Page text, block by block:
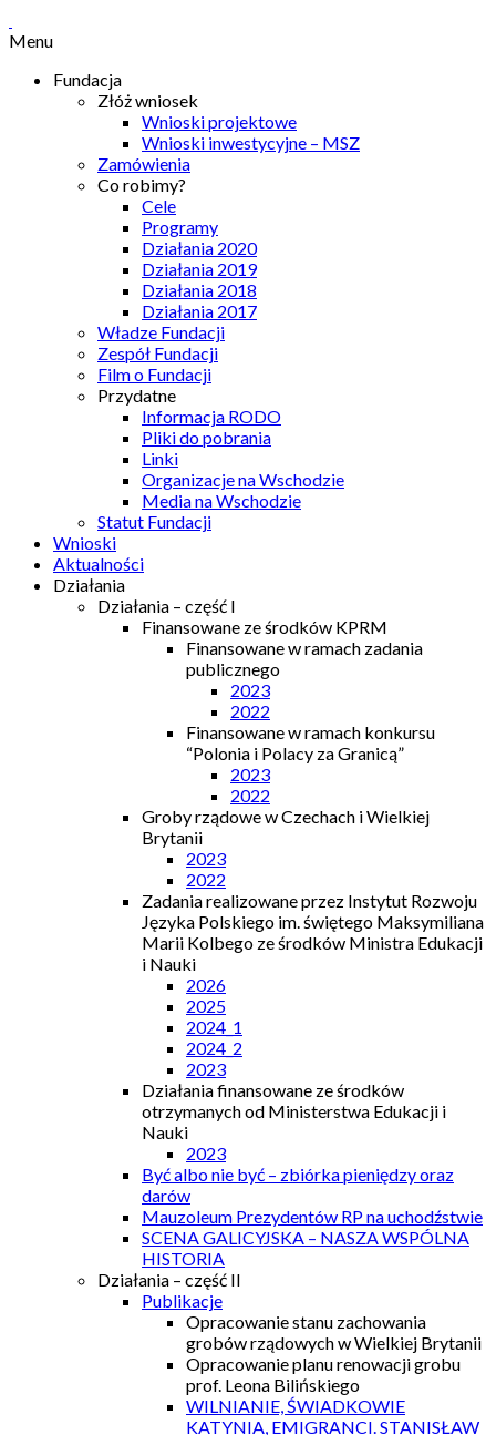
Menu
Fundacja
Złóż wniosek
Wnioski projektowe
Wnioski inwestycyjne – MSZ
Zamówienia
Co robimy?
Cele
Programy
Działania 2020
Działania 2019
Działania 2018
Działania 2017
Władze Fundacji
Zespół Fundacji
Film o Fundacji
Przydatne
Informacja RODO
Pliki do pobrania
Linki
Organizacje na Wschodzie
Media na Wschodzie
Statut Fundacji
Wnioski
Aktualności
Działania
Działania – część I
Finansowane ze środków KPRM
Finansowane w ramach zadania
publicznego
2023
2022
Finansowane w ramach konkursu
“Polonia i Polacy za Granicą”
2023
2022
Groby rządowe w Czechach i Wielkiej
Brytanii
2023
2022
Zadania realizowane przez Instytut Rozwoju
Języka Polskiego im. świętego Maksymiliana
Marii Kolbego ze środków Ministra Edukacji
i Nauki
2026
2025
2024_1
2024_2
2023
Działania finansowane ze środków
otrzymanych od Ministerstwa Edukacji i
Nauki
2023
Być albo nie być – zbiórka pieniędzy oraz
darów
Mauzoleum Prezydentów RP na uchodźstwie
SCENA GALICYJSKA – NASZA WSPÓLNA
HISTORIA
Działania – część II
Publikacje
Opracowanie stanu zachowania
grobów rządowych w Wielkiej Brytanii
Opracowanie planu renowacji grobu
prof. Leona Bilińskiego
WILNIANIE, ŚWIADKOWIE
KATYNIA, EMIGRANCI. STANISŁAW